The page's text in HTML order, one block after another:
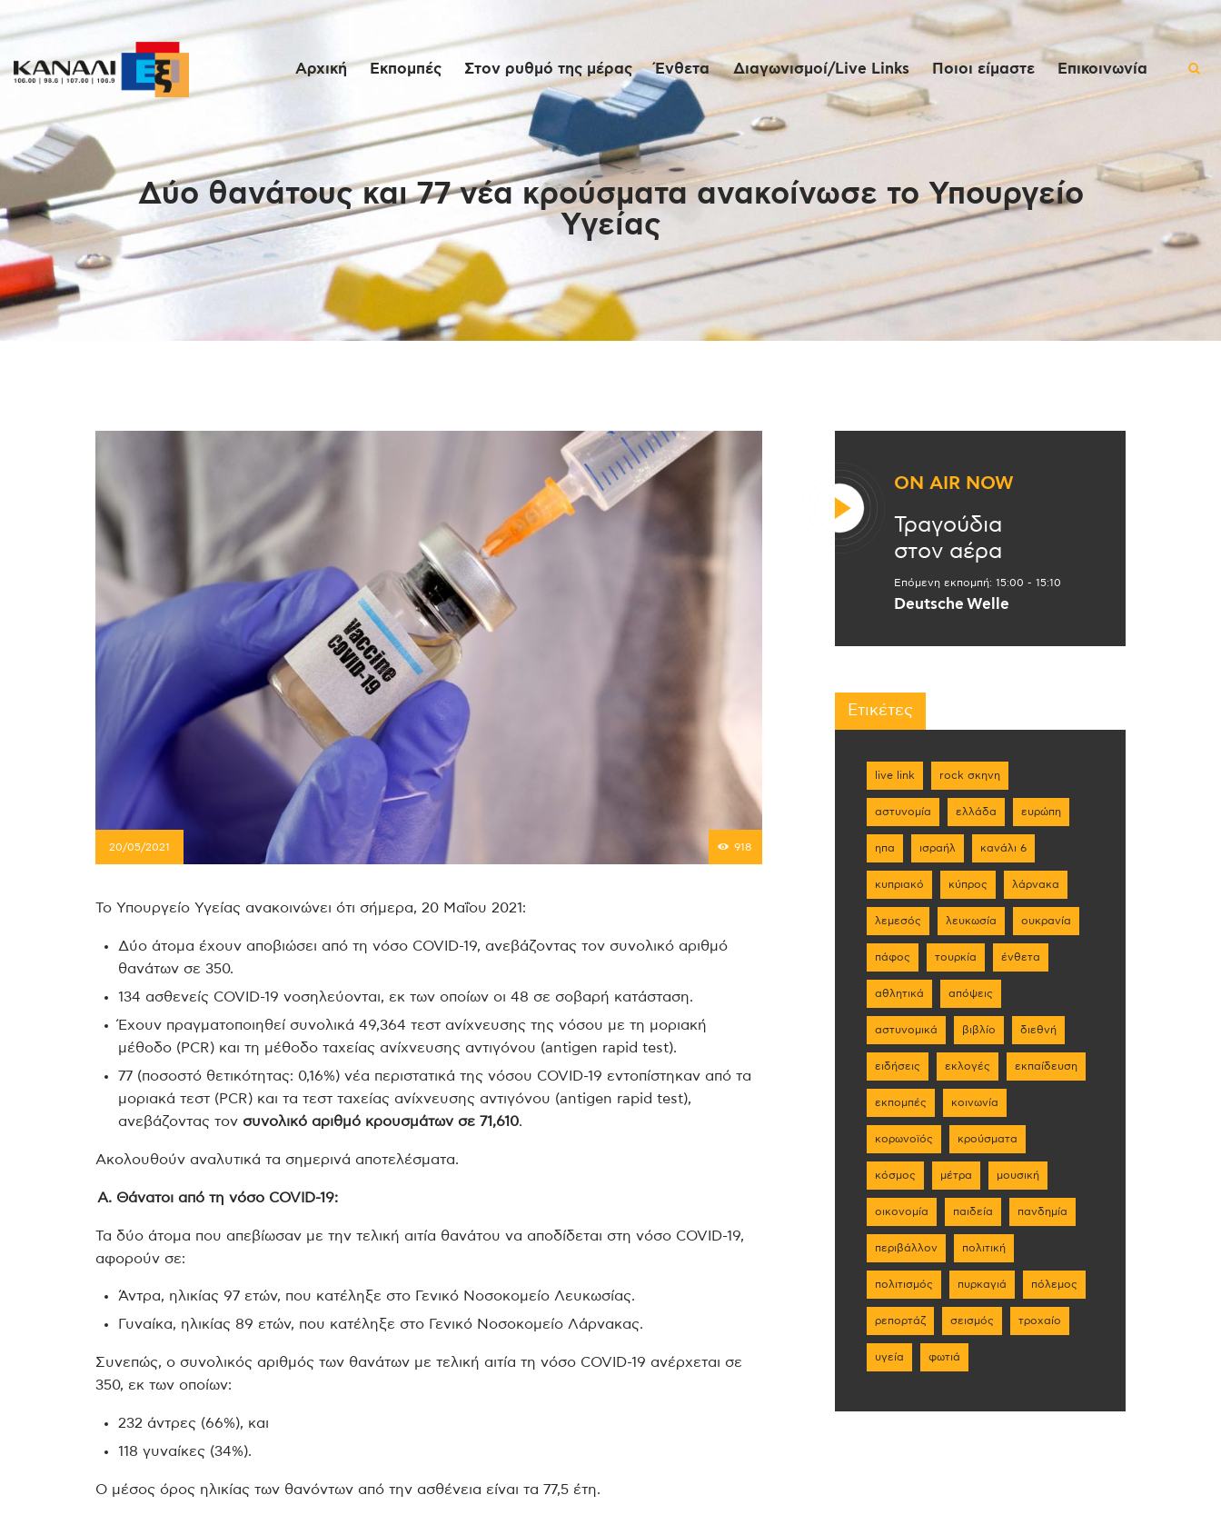
Αρχική Εκπομπές Στον ρυθμό της μέρας Ένθετα Διαγωνισμοί/Live Links Ποιοι είμαστε Επικοινωνία
Δύο θανάτους και 77 νέα κρούσματα ανακοίνωσε το Υπουργείο
Υγείας
Αρχική
Εκπομπές
Στον ρυθμό της
μέρας
Ένθετα
Διαγωνισμοί/Live
Links
Επικοινωνία
20/05/2021 918
Το Υπουργείο Υγείας ανακοινώνει ότι σήμερα, 20 Μαΐου 2021:
Δύο άτομα έχουν αποβιώσει από τη νόσο COVID-19, ανεβάζοντας τον συνολικό αριθμό
θανάτων σε 350.
134 ασθενείς COVID-19 νοσηλεύονται, εκ των οποίων οι 48 σε σοβαρή κατάσταση.
Έχουν πραγματοποιηθεί συνολικά 49,364 τεστ ανίχνευσης της νόσου με τη μοριακή
μέθοδο (PCR) και τη μέθοδο ταχείας ανίχνευσης αντιγόνου (antigen rapid test).
77 (ποσοστό θετικότητας: 0,16%) νέα περιστατικά της νόσου COVID-19 εντοπίστηκαν από τα
μοριακά τεστ (PCR) και τα τεστ ταχείας ανίχνευσης αντιγόνου (antigen rapid test),
ανεβάζοντας τονσυνολικό αριθμό κρουσμάτων σε 71,610.
Ακολουθούν αναλυτικά τα σημερινά αποτελέσματα.
Α. Θάνατοι από τη νόσο COVID-19:
Τα δύο άτομα που απεβίωσαν με την τελική αιτία θανάτου να αποδίδεται στη νόσο COVID-19,
αφορούν σε:
Άντρα, ηλικίας 97 ετών, που κατέληξε στο Γενικό Νοσοκομείο Λευκωσίας.
Γυναίκα, ηλικίας 89 ετών, που κατέληξε στο Γενικό Νοσοκομείο Λάρνακας.
Συνεπώς, ο συνολικός αριθμός των θανάτων με τελική αιτία τη νόσο COVID-19 ανέρχεται σε
350, εκ των οποίων:
232 άντρες (66%), και
118 γυναίκες (34%).
Ο μέσος όρος ηλικίας των θανόντων από την ασθένεια είναι τα 77,5 έτη.
ON AIR NOW
Τραγούδια
στον αέρα
Επόμενη εκπομπή: 15:00 - 15:10
Deutsche Welle
Ετικέτες
live link rock σκηνη
αστυνομία ελλάδα ευρώπη
ηπα ισραήλ κανάλι 6
κυπριακό κύπρος λάρνακα
λεμεσός λευκωσία ουκρανία
πάφος τουρκία ένθετα
αθλητικά απόψεις
αστυνομικά βιβλίο διεθνή
ειδήσεις εκλογές εκπαίδευση
εκπομπές κοινωνία
κορωνοϊός κρούσματα
κόσμος μέτρα μουσική
οικονομία παιδεία πανδημία
περιβάλλον πολιτική
πολιτισμός πυρκαγιά πόλεμος
ρεπορτάζ σεισμός τροχαίο
υγεία φωτιά